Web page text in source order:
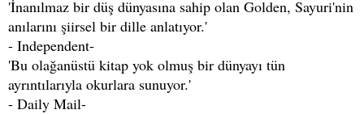
'İnanılmaz bir düş dünyasına sahip olan Golden, Sayuri'nin
anılarını şiirsel bir dille anlatıyor.'
- Independent-
'Bu olağanüstü kitap yok olmuş bir dünyayı tün
ayrıntılarıyla okurlara sunuyor.'
- Daily Mail-